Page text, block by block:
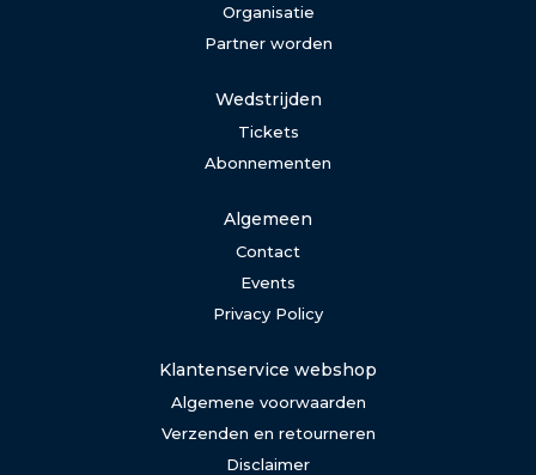
Organisatie
Partner worden
Wedstrijden
Tickets
Abonnementen
Algemeen
Contact
Events
Privacy Policy
Klantenservice webshop
Algemene voorwaarden
Verzenden en retourneren
Disclaimer